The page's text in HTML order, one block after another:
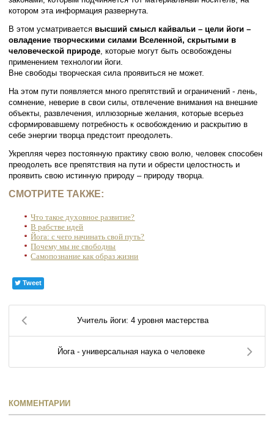
котором эта информация развернута.
В этом усматриваетсявысший смысл кайвальи – цели йоги –
овладение творческими силами Вселенной, скрытыми в
человеческой природе , которые могут быть освобождены
применением технологии йоги.
Вне свободы творческая сила проявиться не может.
На этом пути появляется много препятствий и ограничений - лень,
сомнение, неверие в свои силы, отвлечение внимания на внешние
объекты, развлечения, иллюзорные желания, которые всерьез
сформировавшему потребность к освобождению и раскрытию в
себе энергии творца предстоит преодолеть.
Укрепляя через постоянную практику свою волю, человек способен
преодолеть все препятствия на пути и обрести целостность и
проявить свою истинную природу – природу творца.
СМОТРИТЕ ТАКЖЕ:
Что такое духовное развитие?
В рабстве идей
Йога: с чего начинать свой путь?
Почему мы не свободны
Самопознание как образ жизни
Tweet
Учитель йоги: 4 уровня мастерства
Йога - универсальная наука о человеке
КОММЕНТАРИИ